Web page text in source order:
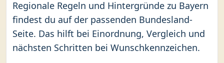
Regionale Regeln und Hintergründe zu Bayern
findest du auf der passenden Bundesland-
Seite. Das hilft bei Einordnung, Vergleich und
nächsten Schritten bei Wunschkennzeichen.